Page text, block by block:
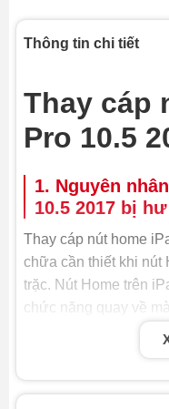
Thông tin chi tiết
Thay cáp
Pro 10.5
1. Nguyên
10.5 2017 bị
Thay cáp nút home
chữa cần thiết khi nút
trặc. Nút Home trên
chức năng quay về
tính năng cảm biến
của nút Home bị đứt,
gây ra nhiều bất tiện